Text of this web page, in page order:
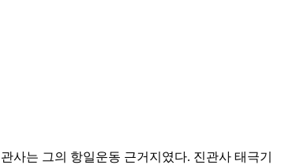
사는 그의 항일운동 근거지였다. 진관사 태극기